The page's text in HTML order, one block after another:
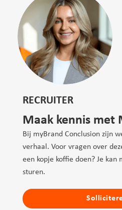
RECRUITER
Maak kennis met
Bij myBrand Conclusion zijn
verhaal. Voor vragen over
een kopje koffie doen? Je
sturen.